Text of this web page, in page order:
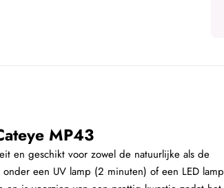
MP43
en geschikt voor zowel de natuurlijke als de
een UV lamp (2 minuten) of een LED lamp